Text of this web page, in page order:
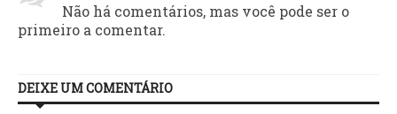
Não há comentários, mas você pode ser o
primeiro a comentar.
DEIXE UM COMENTÁRIO